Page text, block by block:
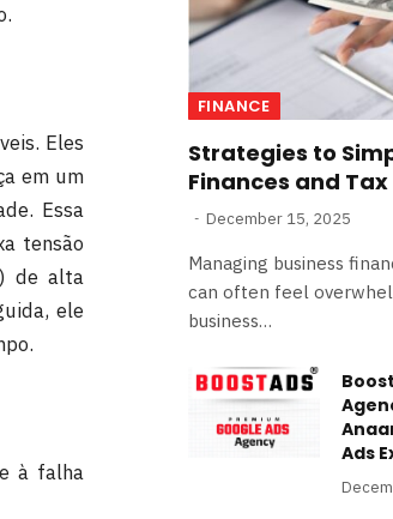
Eles
em um
Essa
tensão
de alta
ele
à falha
FINANCE
Strategies to
Finances and
December 15, 2025
Managing business
can often feel
business…
Ads